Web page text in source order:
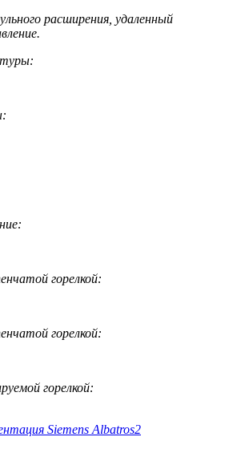
расширения, удаленный
горелкой:
горелкой:
горелкой:
Siemens Albatros2